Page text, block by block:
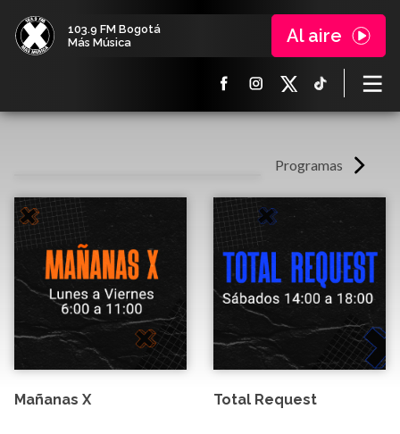
103.9 FM Bogotá
Más Música
Al aire
Programas
Mañanas X Total Request